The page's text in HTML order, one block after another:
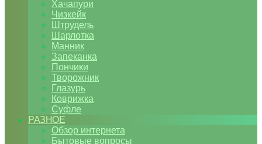
Хачапури
Чизкейк
Штрудель
Шарлотка
Манник
Запеканка
Пончики
Творожник
Глазурь
Коврижка
Суфле
РАЗНОЕ
Обзор интернета
Бытовые вопросы